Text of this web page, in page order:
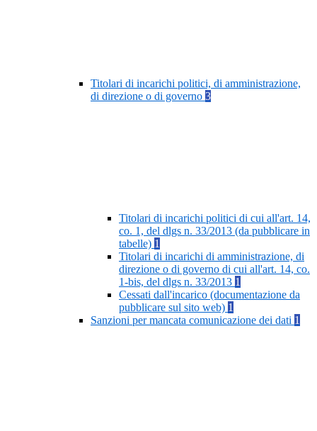
Titolari di incarichi politici, di amministrazione,
di direzione o di governo 3
Titolari di incarichi politici di cui all'art. 14,
co. 1, del dlgs n. 33/2013 (da pubblicare in
tabelle) 1
Titolari di incarichi di amministrazione, di
direzione o di governo di cui all'art. 14, co.
1-bis, del dlgs n. 33/2013 1
Cessati dall'incarico (documentazione da
pubblicare sul sito web) 1
Sanzioni per mancata comunicazione dei dati 1